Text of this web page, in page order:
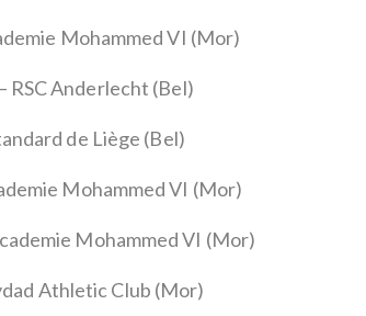
Mohammed VI (Mor)
RSC Anderlecht (Bel)
de Liège (Bel)
Mohammed VI (Mor)
Mohammed VI (Mor)
Athletic Club (Mor)